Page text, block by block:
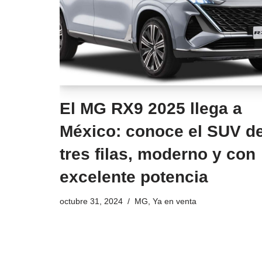
El MG RX9 2025 llega a
México: conoce el SUV
tres filas, moderno y con
excelente potencia
octubre 31, 2024 MG, Ya en venta